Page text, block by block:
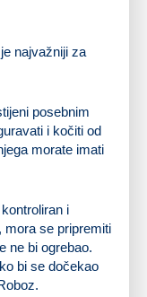
najvažniji za
posebnim
i kočiti od
morate imati
i
mora se pripremiti
ne bi ogrebao.
bi se dočekao